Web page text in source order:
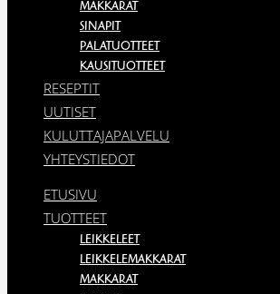
MAKKARAT
SINAPIT
PALATUOTTEET
KAUSITUOTTEET
RESEPTIT
UUTISET
KULUTTAJAPALVELU
YHTEYSTIEDOT
ETUSIVU
TUOTTEET
LEIKKELEET
LEIKKELEMAKKARAT
MAKKARAT